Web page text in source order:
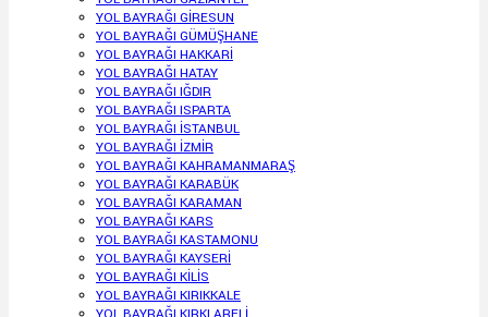
YOL BAYRAĞI GİRESUN
YOL BAYRAĞI GÜMÜŞHANE
YOL BAYRAĞI HAKKARİ
YOL BAYRAĞI HATAY
YOL BAYRAĞI IĞDIR
YOL BAYRAĞI ISPARTA
YOL BAYRAĞI İSTANBUL
YOL BAYRAĞI İZMİR
YOL BAYRAĞI KAHRAMANMARAŞ
YOL BAYRAĞI KARABÜK
YOL BAYRAĞI KARAMAN
YOL BAYRAĞI KARS
YOL BAYRAĞI KASTAMONU
YOL BAYRAĞI KAYSERİ
YOL BAYRAĞI KİLİS
YOL BAYRAĞI KIRIKKALE